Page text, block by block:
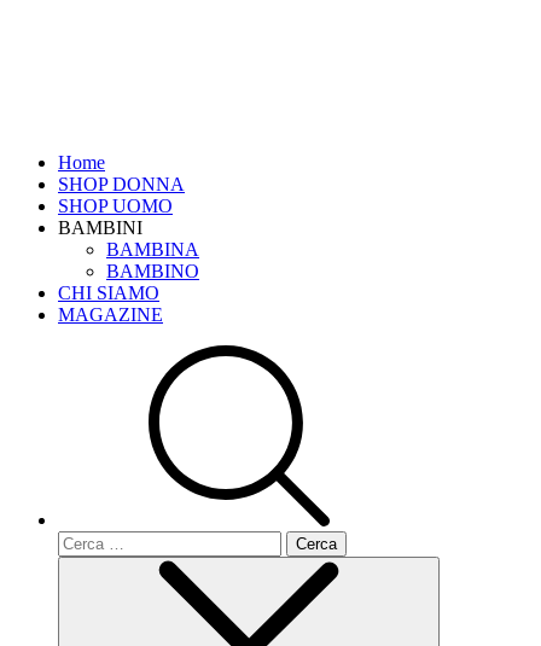
Home
SHOP DONNA
SHOP UOMO
BAMBINI
BAMBINA
BAMBINO
CHI SIAMO
MAGAZINE
Ricerca
per: